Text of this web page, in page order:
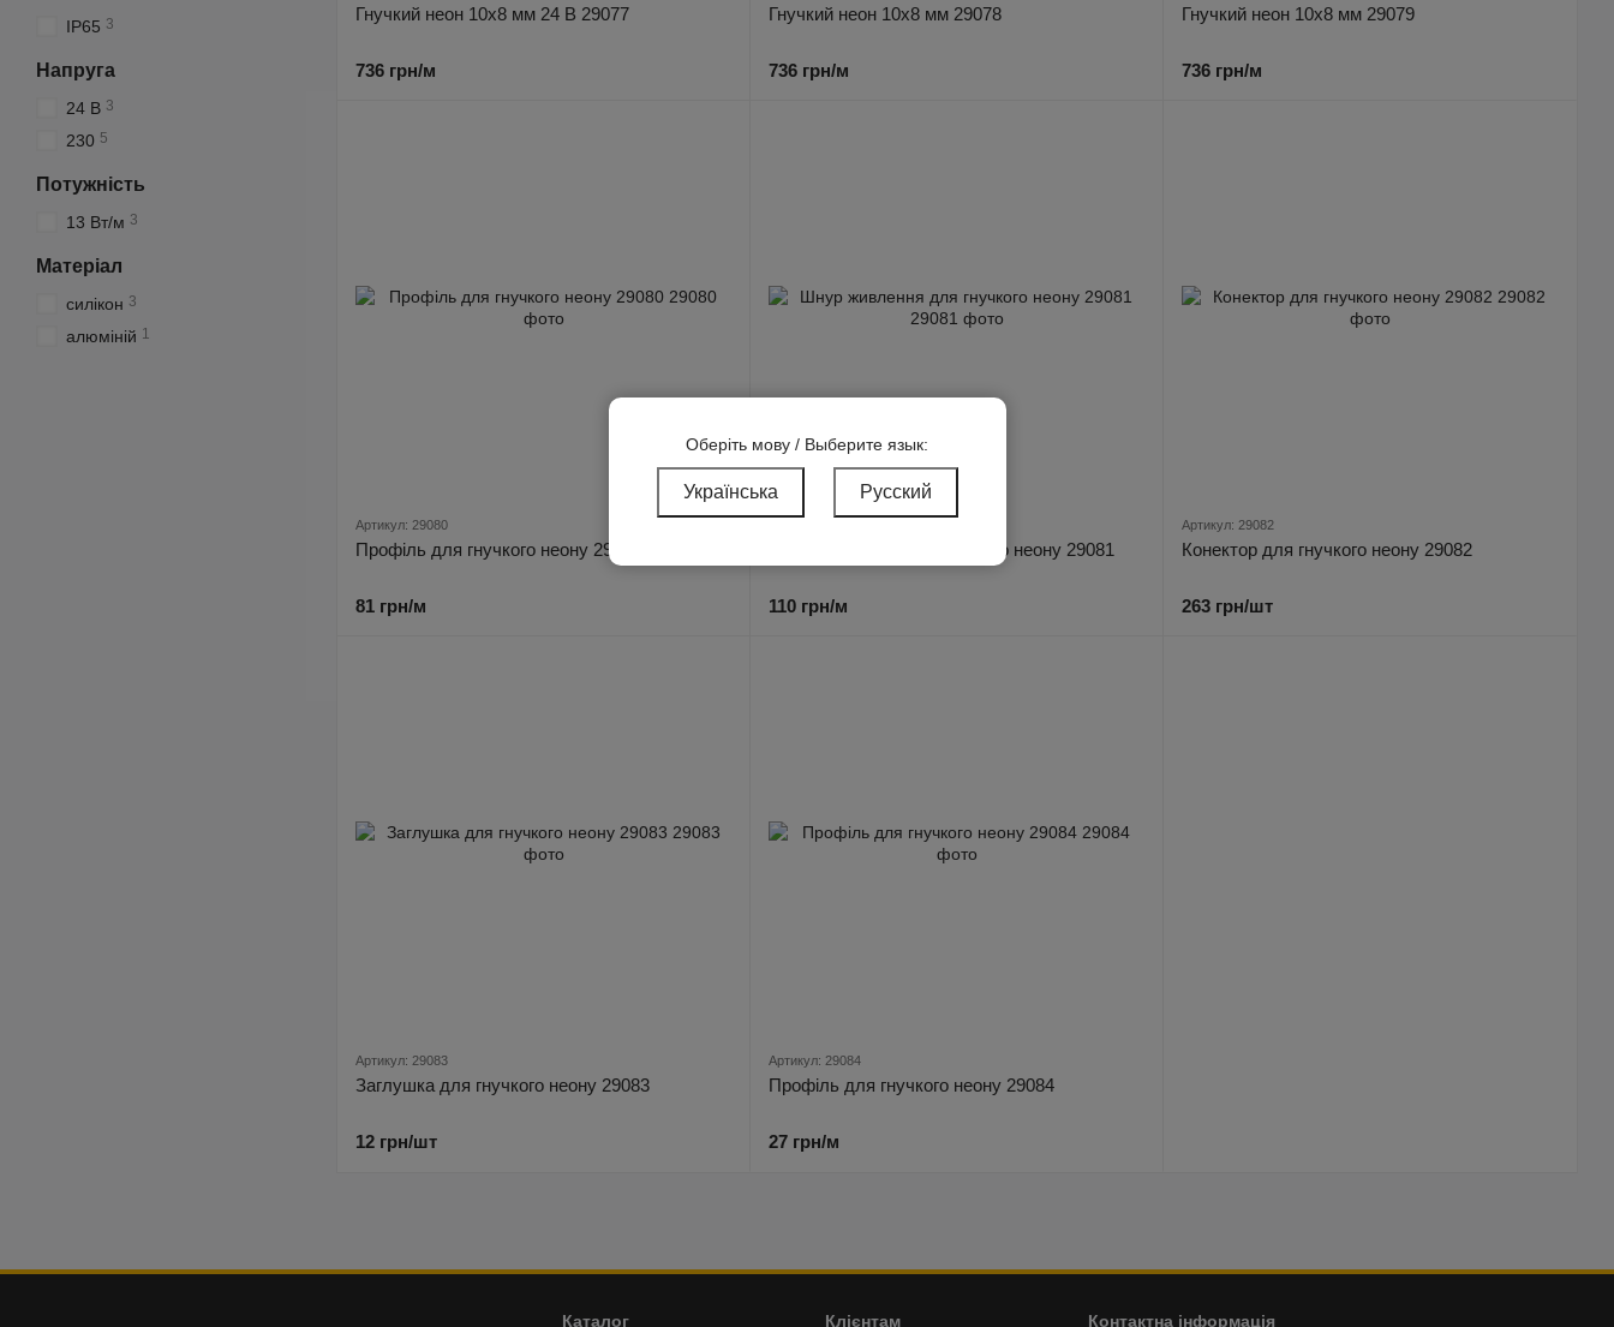
Гнучкий неон 10х8 мм 24 В 29077
736 грн/м
Гнучкий неон 10х8 мм 29078
736 грн/м
Гнучкий неон 10х8 мм 29079
736 грн/м
Артикул: 29080
Профіль для гнучкого неону 29080
81 грн/м
Шнур живлення для гнучкого неону 29081
110 грн/м
Артикул: 29082
Конектор для гнучкого неону 29082
263 грн/шт
Артикул: 29083
Заглушка для гнучкого неону 29083
12 грн/шт
Артикул: 29084
Профіль для гнучкого неону 29084
27 грн/м
IP65 3
Напруга
24 В 3
230 5
Потужність
13 Вт/м 3
Матеріал
силікон 3
алюміній 1
Каталог Клієнтам Контактна інформація
Оберіть мову / Выберите язык:
Українська Русский